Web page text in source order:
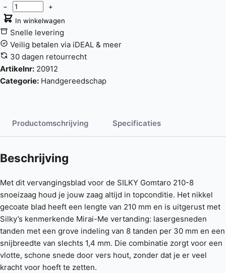
−
+
In winkelwagen
Snelle levering
Veilig betalen via iDEAL & meer
30 dagen retourrecht
Artikelnr: 20912
Categorie: Handgereedschap
Productomschrijving Specificaties
Beschrijving
Met dit vervangingsblad voor de SILKY Gomtaro 210-8
snoeizaag houd je jouw zaag altijd in topconditie. Het nikkel
gecoate blad heeft een lengte van 210 mm en is uitgerust met
Silky’s kenmerkende Mirai-Me vertanding: lasergesneden
tanden met een grove indeling van 8 tanden per 30 mm en een
snijbreedte van slechts 1,4 mm. Die combinatie zorgt voor een
vlotte, schone snede door vers hout, zonder dat je er veel
kracht voor hoeft te zetten.